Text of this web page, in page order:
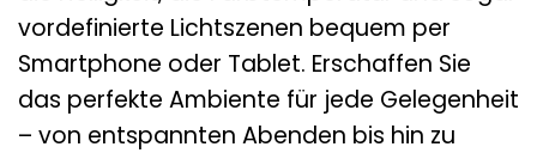
vordefinierte Lichtszenen bequem per
Smartphone oder Tablet. Erschaffen Sie
das perfekte Ambiente für jede Gelegenheit
– von entspannten Abenden bis hin zu